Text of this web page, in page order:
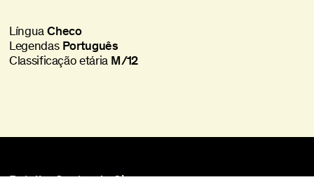
Língua Checo
Legendas Português
Classificação etária M/12